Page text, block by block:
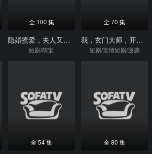
全 100 集
隐婚蜜爱，夫人又去约会了
短剧/萌宝
全 70 集
我，玄门大师，开局老婆要离婚
短剧/言情短剧/逆袭
全 54 集 全 80 集